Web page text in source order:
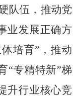
队伍，推动党
业发展正确方
体培育” ，推动
“专精特新”梯
升行业核心竞